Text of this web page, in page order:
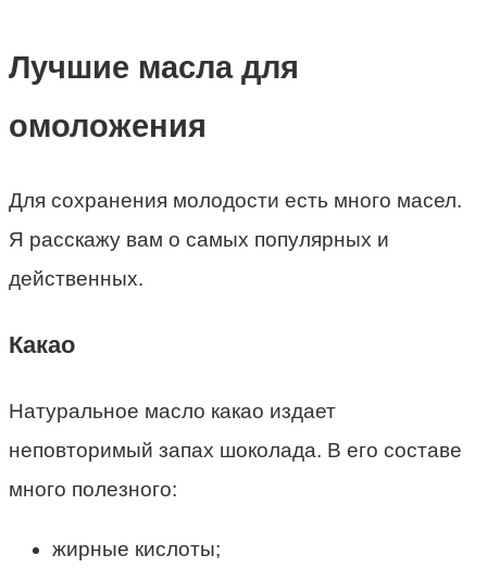
Лучшие масла для
омоложения
Для сохранения молодости есть много масел.
Я расскажу вам о самых популярных и
действенных.
Какао
Натуральное масло какао издает
неповторимый запах шоколада. В его составе
много полезного:
жирные кислоты;